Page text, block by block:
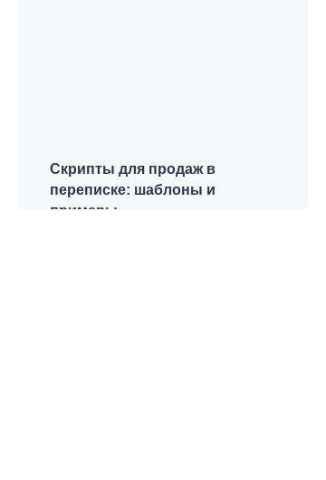
Скрипты для продаж в
переписке: шаблоны и
примеры